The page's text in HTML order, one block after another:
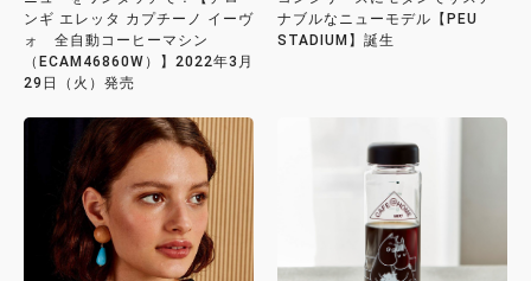
ンギ エレッタ カプチーノ イーヴ
ォ 全自動コーヒーマシン
（ECAM46860W）】2022年3月
29日（火）発売
ナブルなニューモデル【PEU
STADIUM】誕生